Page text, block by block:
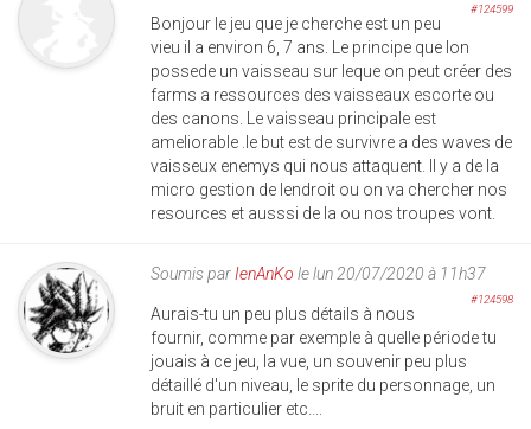
#124599
Bonjour le jeu que je cherche est un peu
vieu il a environ 6, 7 ans. Le principe que lon
possede un vaisseau sur leque on peut créer des
farms a ressources des vaisseaux escorte ou
des canons. Le vaisseau principale est
ameliorable .le but est de survivre a des waves de
vaisseux enemys qui nous attaquent. Il y a de la
micro gestion de lendroit ou on va chercher nos
resources et ausssi de la ou nos troupes vont.
Soumis par IenAnKo le lun 20/07/2020 à 11h37
#124598
Aurais-tu un peu plus détails à nous
fournir, comme par exemple à quelle période tu
jouais à ce jeu, la vue, un souvenir peu plus
détaillé d'un niveau, le sprite du personnage, un
bruit en particulier etc....